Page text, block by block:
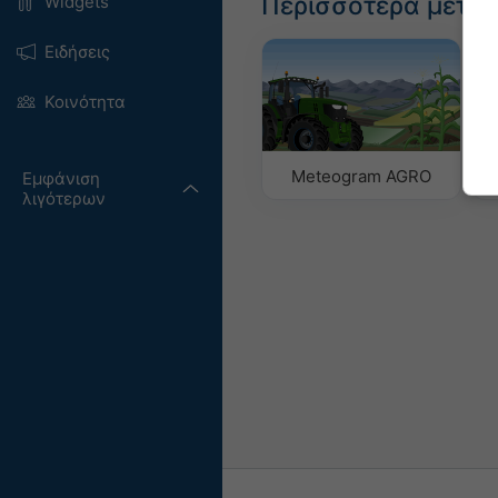
Ειδήσεις
Κοινότητα
Εμφάνιση
λιγότερων
Meteogram AGRO